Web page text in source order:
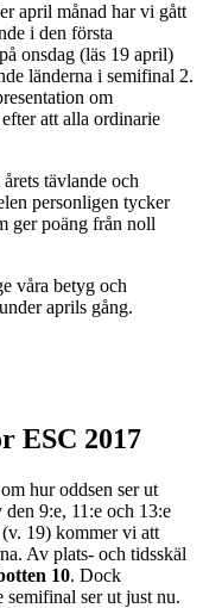
april månad har vi gått
i den första
onsdag (läs 19 april)
länderna i semifinal 2.
om
att alla ordinarie
tävlande och
personligen tycker
ger poäng från noll
våra betyg och
aprils gång.
ESC 2017
hur oddsen ser ut
9:e, 11:e och 13:e
19) kommer vi att
Av plats- och tidsskäl
10. Dock
ser ut just nu.